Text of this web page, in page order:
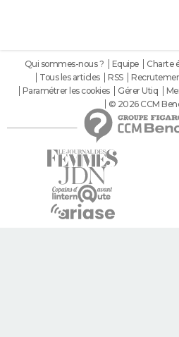
Qui sommes-nous ? Equipe Charte
Tous les articles
RSS
Paramétrer les cookies
Gérer Utiq
© 2026 CCM